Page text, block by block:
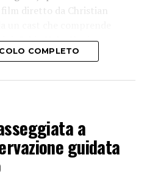
film diretto da Christian
Fabio Volo, Ilenia
COMPLETO
a
guidata